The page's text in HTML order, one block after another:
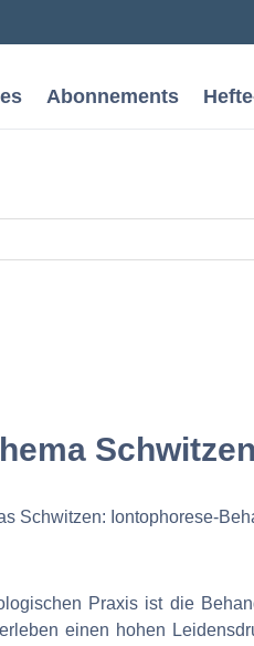
Abonnements
Praxis ist die
einen hohen